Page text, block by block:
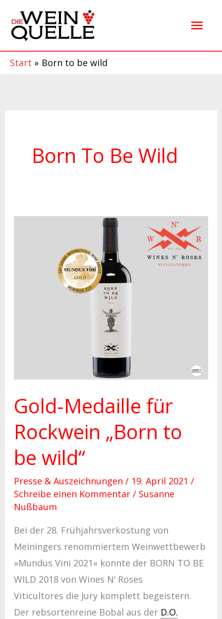
Inhalt
springen
Start Born to be wild
Born To Be Wild
Gold-Medaille für
Rockwein „Born to
be wild“
Presse & Auszeichnungen / 19. April 2021 /
Schreibe einen Kommentar / Susanne
Nußbaum
Bei der 28. Frühjahrsverkostung von
Meiningers renommiertem Weinwettbewerb
»Mundus Vini 2021« konnte der BORN TO BE
WILD 2018 von Wines N‘ Roses
Viticultores die Jury komplett begeistern.
Der rebsortenreine Bobal aus der D.O.